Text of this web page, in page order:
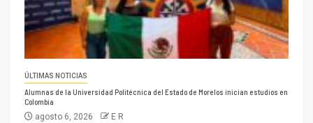
ÚLTIMAS NOTICIAS
Alumnas de la Universidad Politécnica del Estado de Morelos inician estudios en
Colombia
agosto 6, 2026 E R